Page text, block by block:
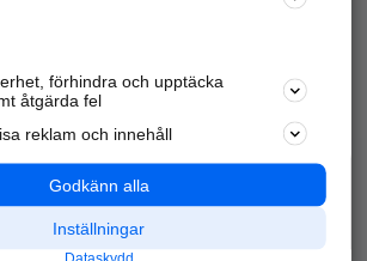
Populära sökningar
Annonsera
Integritet
Nödnummer
förhindra och upptäcka
åtgärda fel
reklam och innehåll
Godkänn alla
Inställningar
Dataskydd